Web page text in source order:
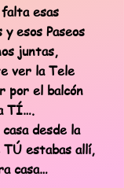
esas
esos Paseos
juntas,
ver la Tele
por el balcón
TÍ….
desde la
TÚ estabas allí,
casa…